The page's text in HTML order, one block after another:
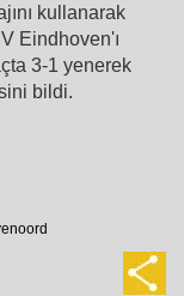
kullanarak
Eindhoven'ı
3-1 yenerek
bildi.